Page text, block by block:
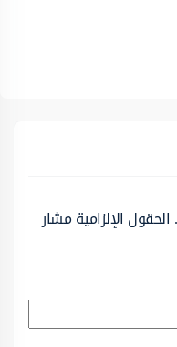
الحقول الإلزامية مشار